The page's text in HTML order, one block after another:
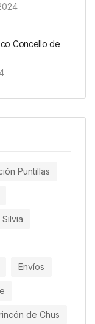
Concello de
Puntillas
Envíos
de Chus